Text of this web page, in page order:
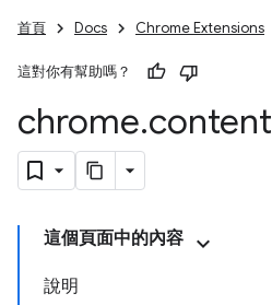
首頁 Docs Chrome Extensions
這對你有幫助嗎？
chrome.content
這個頁面中的內容
說明